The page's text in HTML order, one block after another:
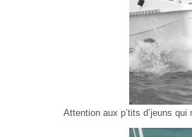
Attention aux p’tits d’jeuns qui